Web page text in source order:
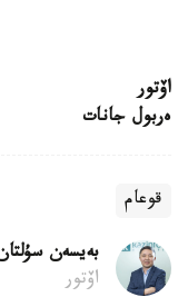
اۆتور
ەربول جانات
قوعام
بەيسەن
اۆتور